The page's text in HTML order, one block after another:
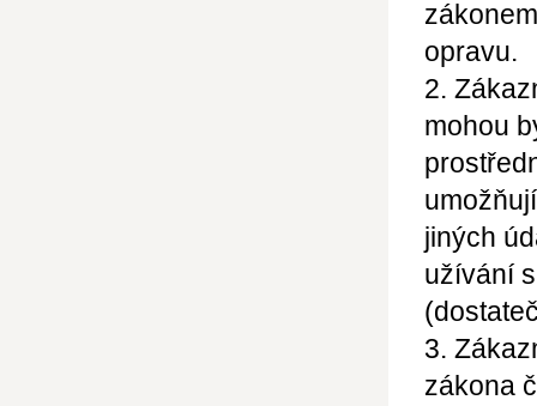
opravu.
2.
mohou
jiných
užívání
3.
zákona